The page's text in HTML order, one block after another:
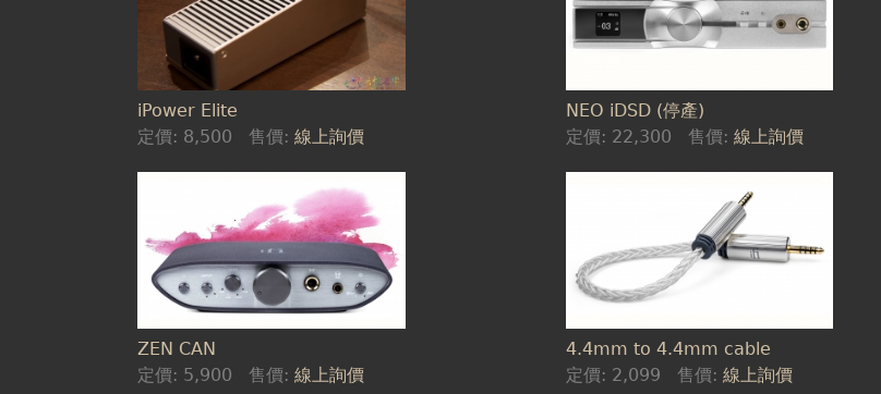
iPower Elite
定價: 8,500 售價:線上詢價
NEO iDSD (停產)
定價: 22,300 售價: 線上詢價
ZEN CAN
定價: 5,900 售價:線上詢價
4.4mm to 4.4mm cable
定價: 2,099 售價: 線上詢價